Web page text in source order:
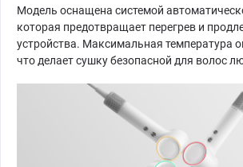
Модель оснащена системой
которая предотвращает перегрев и
устройства. Максимальная температура
что делает сушку безопасной для волос